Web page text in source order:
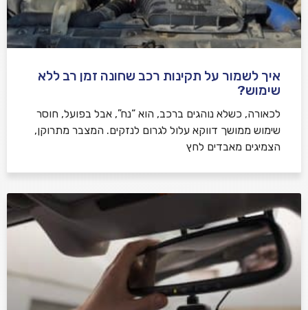
איך לשמור על תקינות רכב שחונה זמן רב ללא
שימוש?
לכאורה, כשלא נוהגים ברכב, הוא “נח”, אבל בפועל, חוסר
שימוש ממושך דווקא עלול לגרום לנזקים. המצבר מתרוקן,
הצמיגים מאבדים לחץ